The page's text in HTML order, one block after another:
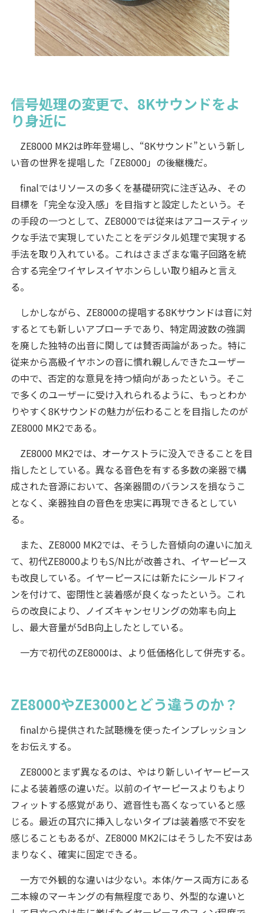
信号処理の変更で、8Kサウンドをよ
り身近に
ZE8000 MK2は昨年登場し、“8Kサウンド”という新し
い音の世界を提唱した「ZE8000」の後継機だ。
finalではリソースの多くを基礎研究に注ぎ込み、その
目標を「完全な没入感」を目指すと設定したという。そ
の手段の一つとして、ZE8000では従来はアコースティッ
クな手法で実現していたことをデジタル処理で実現する
手法を取り入れている。これはさまざまな電子回路を統
合する完全ワイヤレスイヤホンらしい取り組みと言え
る。
しかしながら、ZE8000の提唱する8Kサウンドは音に対
するとても新しいアプローチであり、特定周波数の強調
を廃した独特の出音に関しては賛否両論があった。特に
従来から高級イヤホンの音に慣れ親しんできたユーザー
の中で、否定的な意見を持つ傾向があったという。そこ
で多くのユーザーに受け入れられるように、もっとわか
りやすく8Kサウンドの魅力が伝わることを目指したのが
ZE8000 MK2である。
ZE8000 MK2では、オーケストラに没入できることを目
指したとしている。異なる音色を有する多数の楽器で構
成された音源において、各楽器間のバランスを損なうこ
となく、楽器独自の音色を忠実に再現できるとしてい
る。
また、ZE8000 MK2では、そうした音傾向の違いに加え
て、初代ZE8000よりもS/N比が改善され、イヤーピース
も改良している。イヤーピースには新たにシールドフィ
ンを付けて、密閉性と装着感が良くなったという。これ
らの改良により、ノイズキャンセリングの効率も向上
し、最大音量が5dB向上したとしている。
一方で初代のZE8000は、より低価格化して併売する。
ZE8000やZE3000とどう違うのか？
finalから提供された試聴機を使ったインプレッション
をお伝えする。
ZE8000とまず異なるのは、やはり新しいイヤーピース
による装着感の違いだ。以前のイヤーピースよりもより
フィットする感覚があり、遮音性も高くなっていると感
じる。最近の耳穴に挿入しないタイプは装着感で不安を
感じることもあるが、ZE8000 MK2にはそうした不安はあ
まりなく、確実に固定できる。
一方で外観的な違いは少ない。本体/ケース両方にある
二本線のマーキングの有無程度であり、外型的な違いと